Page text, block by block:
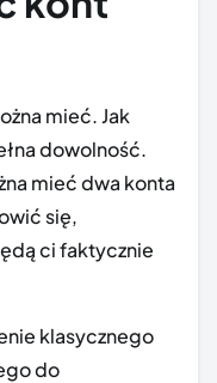
mieć. Jak
dowolność.
mieć dwa konta
się,
ci faktycznie
klasycznego
do